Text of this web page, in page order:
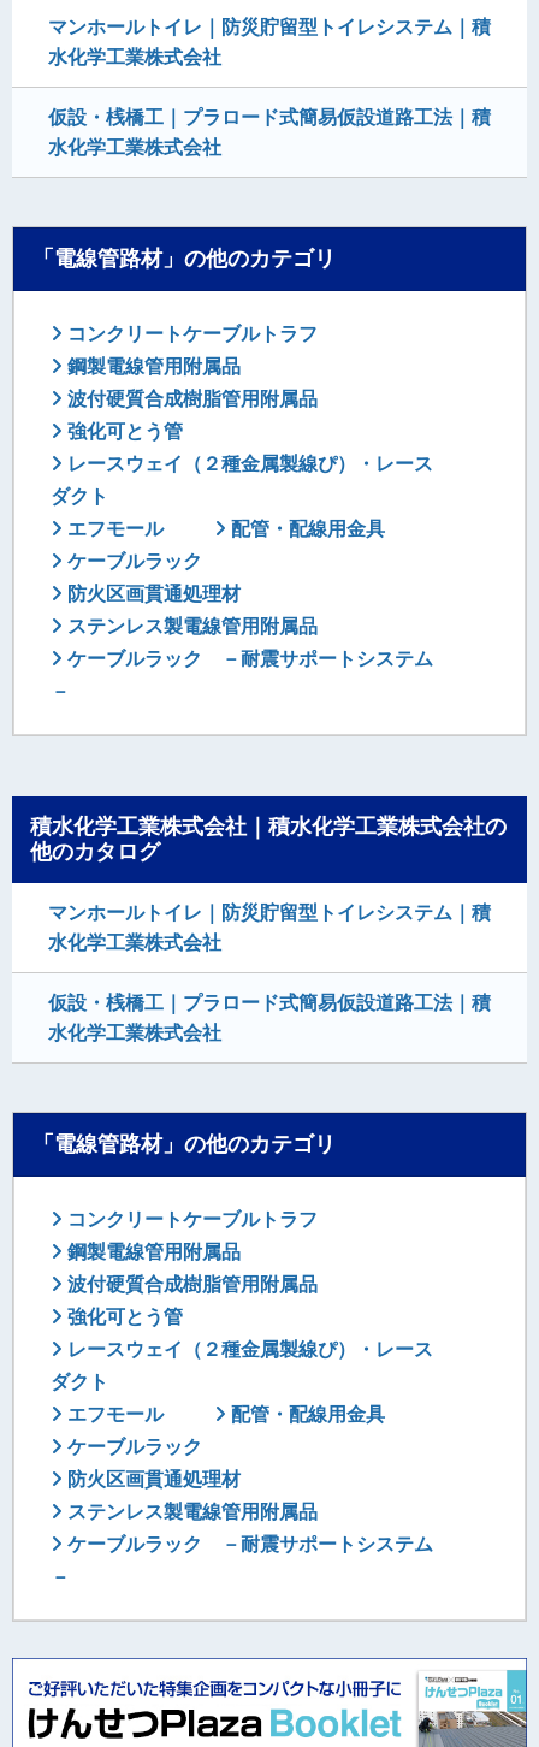
マンホールトイレ｜防災貯留型トイレシステム｜積
水化学工業株式会社
仮設・桟橋工｜プラロード式簡易仮設道路工法｜積
水化学工業株式会社
「電線管路材」の他のカテゴリ
コンクリートケーブルトラフ
鋼製電線管用附属品
波付硬質合成樹脂管用附属品
強化可とう管
レースウェイ（２種金属製線ぴ）・レース
ダクト
エフモール
配管・配線用金具
ケーブルラック
防火区画貫通処理材
ステンレス製電線管用附属品
ケーブルラック －耐震サポートシステム
－
積水化学工業株式会社｜積水化学工業株式会社の
他のカタログ
マンホールトイレ｜防災貯留型トイレシステム｜積
水化学工業株式会社
仮設・桟橋工｜プラロード式簡易仮設道路工法｜積
水化学工業株式会社
「電線管路材」の他のカテゴリ
コンクリートケーブルトラフ
鋼製電線管用附属品
波付硬質合成樹脂管用附属品
強化可とう管
レースウェイ（２種金属製線ぴ）・レース
ダクト
エフモール
配管・配線用金具
ケーブルラック
防火区画貫通処理材
ステンレス製電線管用附属品
ケーブルラック －耐震サポートシステム
－